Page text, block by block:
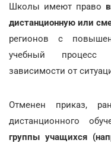
Школы имеют право
дистанционную или
регионов с
учебный процесс
зависимости от
Отменен приказ,
дистанционного
группы учащихся